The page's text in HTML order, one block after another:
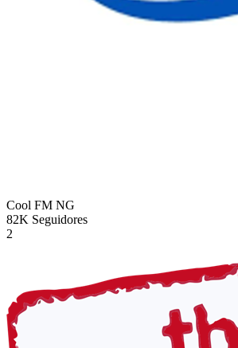
Cool FM NG
82K Seguidores
2